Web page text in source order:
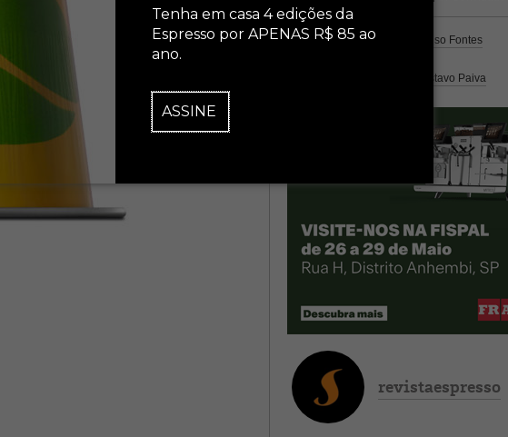
Tenha em casa 4 edições da
Espresso por APENAS R$ 85 ao
ano.
ASSINE
Especiais
Análisepor Caio Alonso Fontes
por Gustavo Paiva
revistaespresso